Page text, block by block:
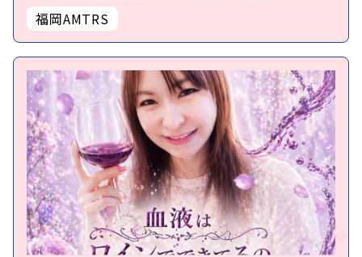
福岡AMTRS